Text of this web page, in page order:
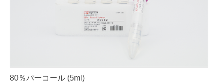
80％パーコール (5ml)